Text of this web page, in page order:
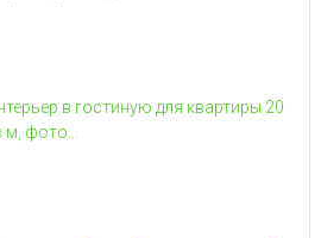
в гостиную для квартиры 20
м, фото...